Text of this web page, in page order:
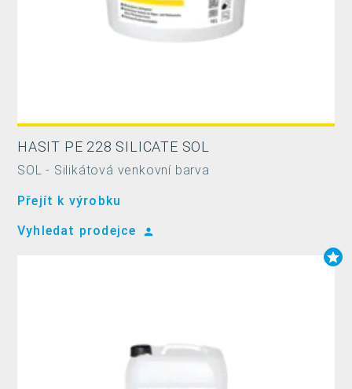
HASIT PE 228 SILICATE SOL
SOL - Silikátová venkovní barva
Přejít k výrobku
Vyhledat prodejce